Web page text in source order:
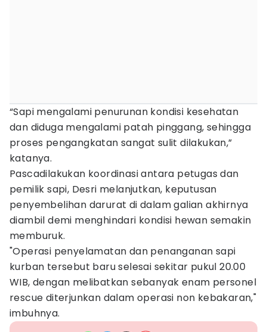
“Sapi mengalami penurunan kondisi kesehatan
dan diduga mengalami patah pinggang, sehingga
proses pengangkatan sangat sulit dilakukan,”
katanya.
Pascadilakukan koordinasi antara petugas dan
pemilik sapi, Desri melanjutkan, keputusan
penyembelihan darurat di dalam galian akhirnya
diambil demi menghindari kondisi hewan semakin
memburuk.
"Operasi penyelamatan dan penanganan sapi
kurban tersebut baru selesai sekitar pukul 20.00
WIB, dengan melibatkan sebanyak enam personel
rescue diterjunkan dalam operasi non kebakaran,"
imbuhnya.